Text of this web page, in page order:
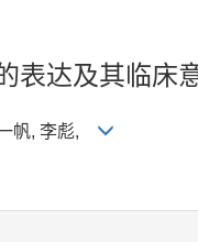
表达及其临床
帆, 李彪,